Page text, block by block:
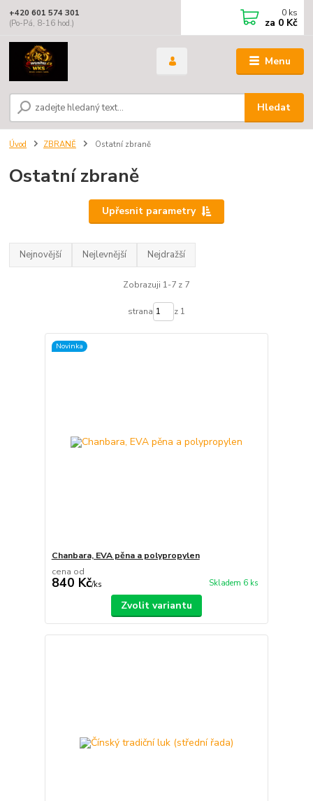
Menu
Hledat
+420 601 574 301
(Po-Pá, 8-16 hod.)
0 ks
za 0 Kč
Úvod ZBRANĚ Ostatní zbraně
Ostatní zbraně
Upřesnit parametry
Nejnovější Nejlevnější Nejdražší
Zobrazuji 1-7 z 7
strana z 1
Novinka
Chanbara, EVA pěna a polypropylen
cena od
840 Kč/ks Skladem 6 ks
Zvolit variantu